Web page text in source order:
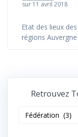
sur 11 avril 2018
Etat des lieux
régions
Retrouvez